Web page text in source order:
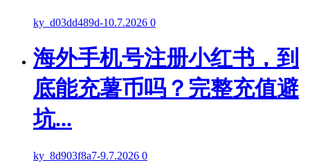
ky_d03dd489d-10.7.2026 0
海外手机号注册小红书，到
底能充薯币吗？完整充值避
坑...
ky_8d903f8a7-9.7.2026 0